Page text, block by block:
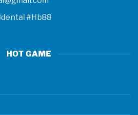
#Hb88
HOT GAME